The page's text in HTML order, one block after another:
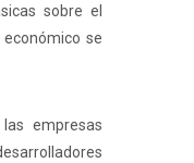
sobre el
se
las empresas